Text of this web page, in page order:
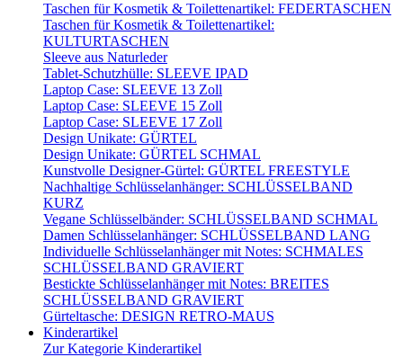
Taschen für Kosmetik & Toilettenartikel: FEDERTASCHEN
Taschen für Kosmetik & Toilettenartikel:
KULTURTASCHEN
Sleeve aus Naturleder
Tablet-Schutzhülle: SLEEVE IPAD
Laptop Case: SLEEVE 13 Zoll
Laptop Case: SLEEVE 15 Zoll
Laptop Case: SLEEVE 17 Zoll
Design Unikate: GÜRTEL
Design Unikate: GÜRTEL SCHMAL
Kunstvolle Designer-Gürtel: GÜRTEL FREESTYLE
Nachhaltige Schlüsselanhänger: SCHLÜSSELBAND
KURZ
Vegane Schlüsselbänder: SCHLÜSSELBAND SCHMAL
Damen Schlüsselanhänger: SCHLÜSSELBAND LANG
Individuelle Schlüsselanhänger mit Notes: SCHMALES
SCHLÜSSELBAND GRAVIERT
Bestickte Schlüsselanhänger mit Notes: BREITES
SCHLÜSSELBAND GRAVIERT
Gürteltasche: DESIGN RETRO-MAUS
Kinderartikel
Zur Kategorie Kinderartikel